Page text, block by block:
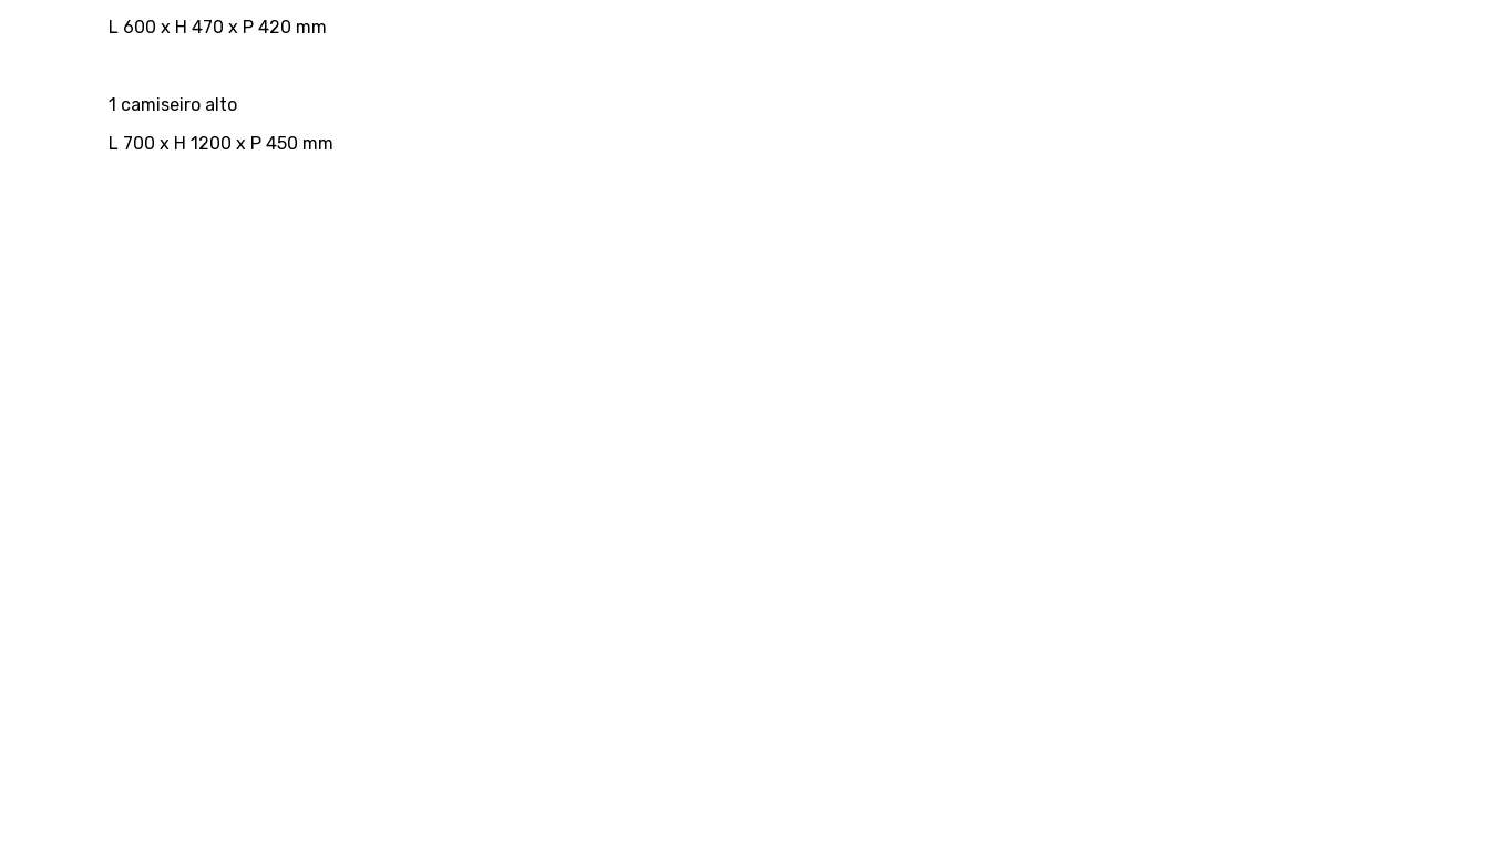
L 600 x H 470 x P 420 mm
1 camiseiro alto
L 700 x H 1200 x P 450 mm